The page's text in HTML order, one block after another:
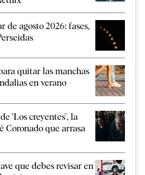
de agosto 2026: fases,
quitar las manchas
en verano
'Los creyentes', la
Coronado que arrasa
que debes revisar en